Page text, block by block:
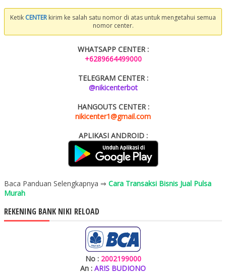
Ketik CENTER kirim ke salah satu nomor di atas untuk mengetahui semua
nomor center.
WHATSAPP CENTER :
+6289664499000
TELEGRAM CENTER :
@nikicenterbot
HANGOUTS CENTER :
nikicenter1@gmail.com
APLIKASI ANDROID :
Baca Panduan Selengkapnya ⇒ Cara Transaksi Bisnis Jual Pulsa
Murah
REKENING BANK NIKI RELOAD
No : 2002199000
An : ARIS BUDIONO